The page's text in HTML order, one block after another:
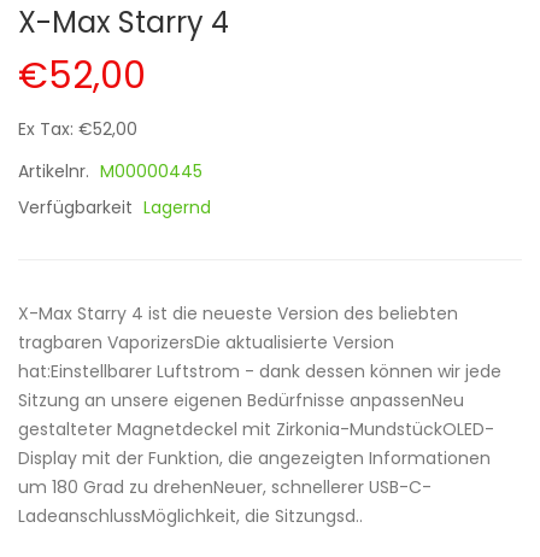
X-Max Starry 4
€52,00
Ex Tax: €52,00
Artikelnr. M00000445
Verfügbarkeit Lagernd
X-Max Starry 4 ist die neueste Version des beliebten
tragbaren VaporizersDie aktualisierte Version
hat:Einstellbarer Luftstrom - dank dessen können wir jede
Sitzung an unsere eigenen Bedürfnisse anpassenNeu
gestalteter Magnetdeckel mit Zirkonia-MundstückOLED-
Display mit der Funktion, die angezeigten Informationen
um 180 Grad zu drehenNeuer, schnellerer USB-C-
LadeanschlussMöglichkeit, die Sitzungsd..